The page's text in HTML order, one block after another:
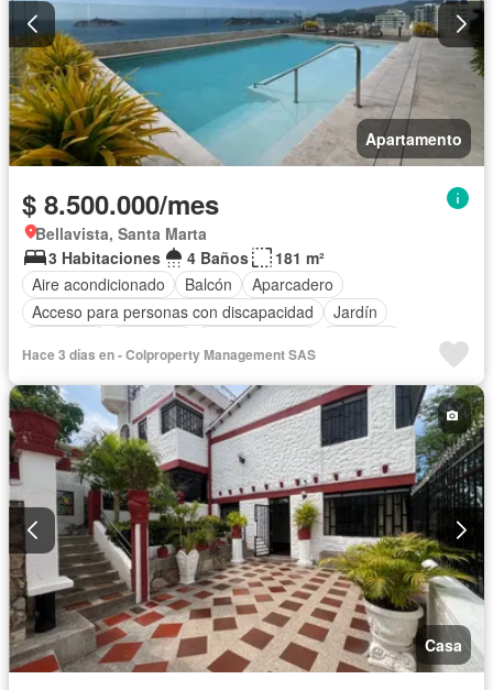
Apartamento
$ 8.500.000/mes
Bellavista, Santa Marta
3 Habitaciones
4 Baños
181 m²
Aire acondicionado
Balcón
Aparcadero
Acceso para personas con discapacidad
Jardín
Gas natural
Vista panorámica
Seguridad privada
Cuarto de servicio
Piscina Agua
Hace 3 días en - Colproperty Management SAS
Casa